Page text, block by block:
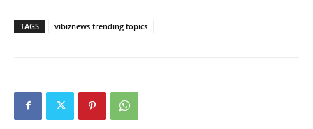
TAGS vibiznews trending topics